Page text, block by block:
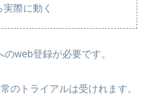
際に動く
web登録が必要です。
のトライアルは受けれます。